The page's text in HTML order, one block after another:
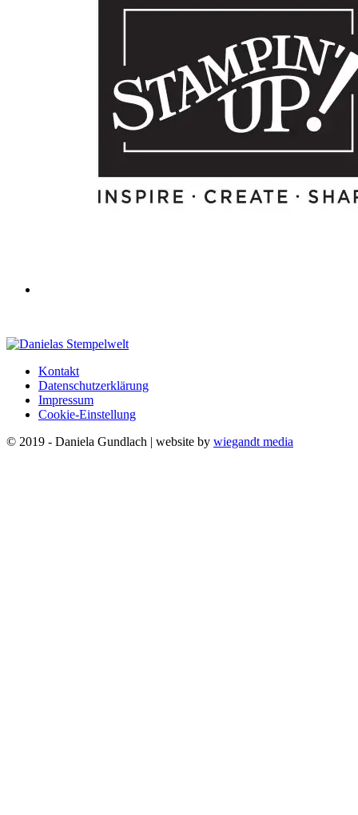
Kontakt
Datenschutzerklärung
Impressum
Cookie-Einstellung
© 2019 - Daniela Gundlach | website by wiegandt media